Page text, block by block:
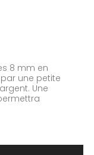
8 mm en
une petite
Une